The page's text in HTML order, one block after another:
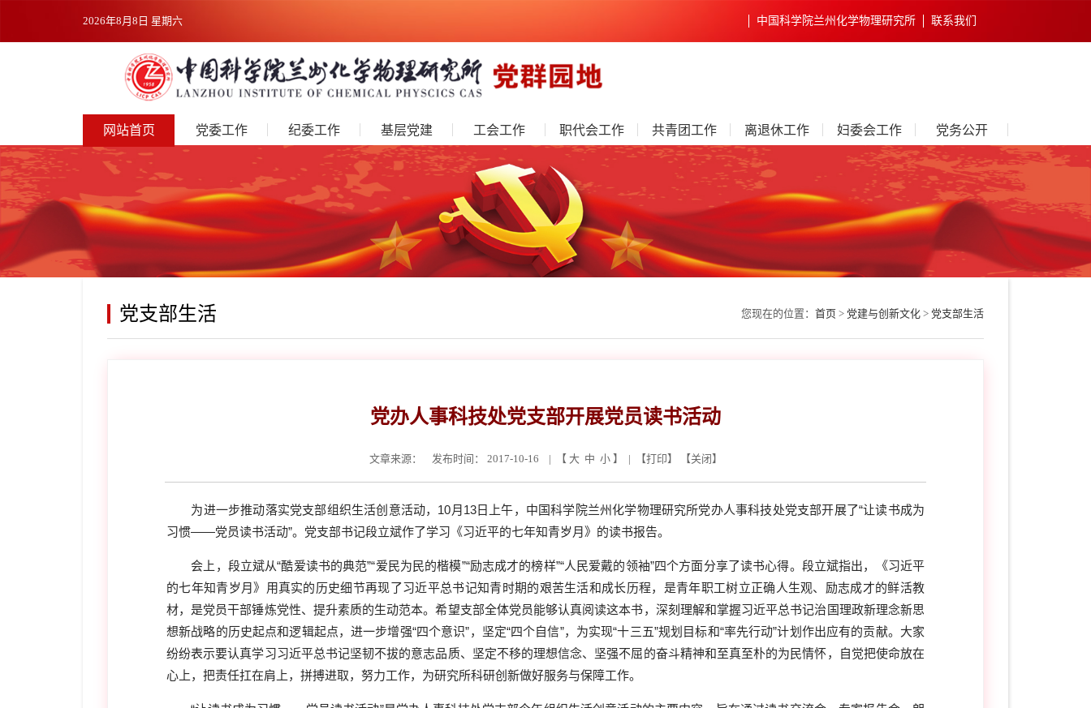
2026年8月8日 星期六 中国科学院兰州化学物理研究所 联系我们
网站首页 党委工作 纪委工作 基层党建 工会工作 职代会工作 共青团工作 离退休工作 妇委会工作 党务公开
党支部生活 您现在的位置： 首页 > 党建与创新文化 > 党支部生活
党办人事科技处党支部开展党员读书活动
文章来源： 发布时间： 2017-10-16 | 【 大 中 小】 | 【打印】 【关闭 】
为进一步推动落实党支部组织生活创意活动， 10月 13日上午，中国科学院兰州化学物理研究所党办人事科技处党支部开展了“让读书成为
习惯——党员读书活动”。党支部书记段立斌作了学习《习近平的七年知青岁月》的读书报告。
会上，段立斌从“酷爱读书的典范”“爱民为民的楷模”“励志成才的榜样”“人民爱戴的领袖”四个方面分享了读书心得。段立斌指出，《习近平
的七年知青岁月》用真实的历史细节再现了习近平总书记知青时期的艰苦生活和成长历程，是青年职工树立正确人生观、励志成才的鲜活教
材，是党员干部锤炼党性、提升素质的生动范本。希望支部全体党员能够认真阅读这本书，深刻理解和掌握习近平总书记治国理政新理念新思
想新战略的历史起点和逻辑起点，进一步增强“四个意识”，坚定“四个自信”，为实现“十三五”规划目标和“率先行动”计划作出应有的贡献。大家
纷纷表示要认真学习习近平总书记坚韧不拔的意志品质、坚定不移的理想信念、坚强不屈的奋斗精神和至真至朴的为民情怀，自觉把使命放在
心上，把责任扛在肩上，拼搏进取，努力工作，为研究所科研创新做好服务与保障工作。